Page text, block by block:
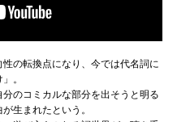
の転換点になり、今では代名詞に
。
のコミカルな部分を出そうと明る
生まれたという。